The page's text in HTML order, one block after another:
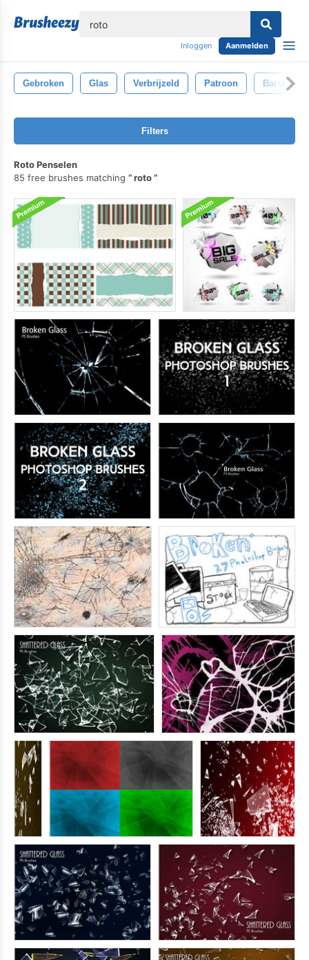
Inloggen Aanmelden
Gebroken Glas Verbrijzeld Patroon Barst
Filters
Roto Penselen
85 free brushes matching
roto